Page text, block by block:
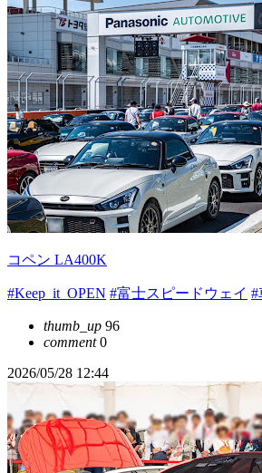
コペン LA400K
#Keep_it_OPEN #富士スピードウェイ #
thumb_up 96
comment0
2026/05/28 12:44